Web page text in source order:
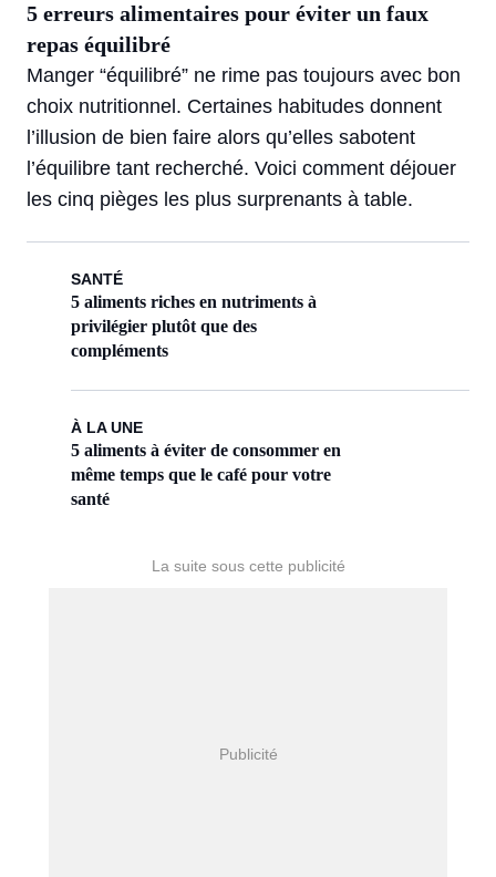
5 erreurs alimentaires pour éviter un faux
repas équilibré
Manger “équilibré” ne rime pas toujours avec bon
choix nutritionnel. Certaines habitudes donnent
l’illusion de bien faire alors qu’elles sabotent
l’équilibre tant recherché. Voici comment déjouer
les cinq pièges les plus surprenants à table.
SANTÉ
5 aliments riches en nutriments à
privilégier plutôt que des
compléments
À LA UNE
5 aliments à éviter de consommer en
même temps que le café pour votre
santé